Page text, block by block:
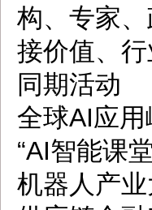
构、专家
接价值、
同期活动
全球AI应
“AI智能课
机器人产